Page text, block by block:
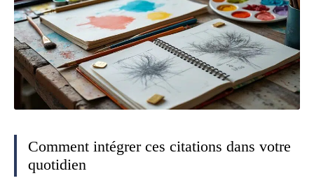
Comment intégrer ces citations dans votre
quotidien